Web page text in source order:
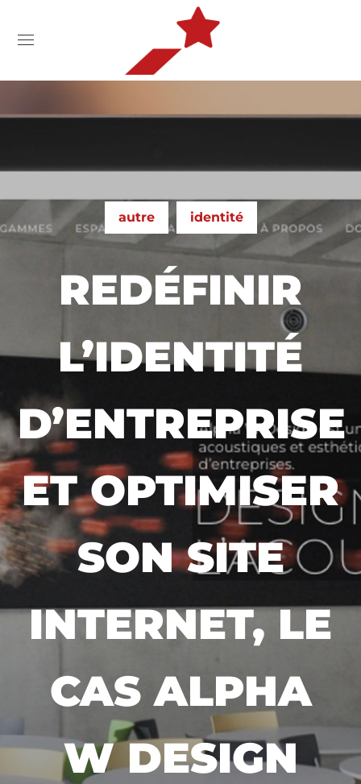
autre identité
REDÉFINIR
L’IDENTITÉ
D’ENTREPRISE
ET OPTIMISER
SON SITE
INTERNET, LE
CAS ALPHA
W DESIGN